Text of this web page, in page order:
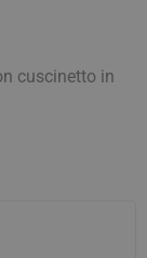
cuscinetto in